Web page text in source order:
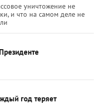
уничтожение не
и что на самом деле не
год теряет